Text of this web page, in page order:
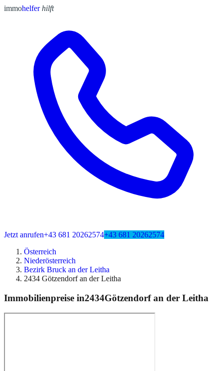
immohelfer hilft
Jetzt anrufen+43 681 20262574+43 681 20262574
Österreich
Niederösterreich
Bezirk Bruck an der Leitha
2434 Götzendorf an der Leitha
Immobilienpreise in2434Götzendorf an der Leitha